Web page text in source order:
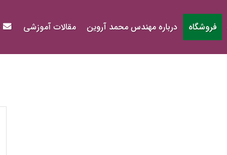
فروشگاه درباره مهندس محمد آروین مقالات آموزشی